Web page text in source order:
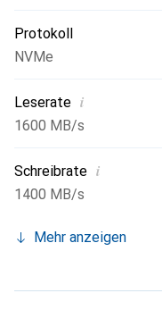
Anzeige von
S.M.A.R.T.-Werten, die
Firmware.
Protokoll
NVMe
Leserate i
1600 MB/s
Schreibrate i
1400 MB/s
Mehr anzeigen